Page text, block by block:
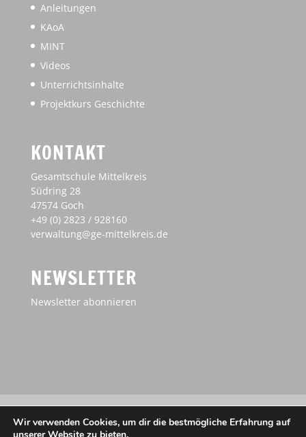
Anleitungen
KAoA
MINT
Videos
Unterrichtsinhalte
Projektkurs Geschichte
KONTAKT
Gesamtschule Mittelkreis
Südring 28
47574 Goch
+49 (0) 2823 / 928160
verwaltung@ge-mittelkreis.de
NEWSLETTER
Newsletter abonnieren
Datenschutz
Wir verwenden Cookies, um dir die bestmögliche Erfahrung auf